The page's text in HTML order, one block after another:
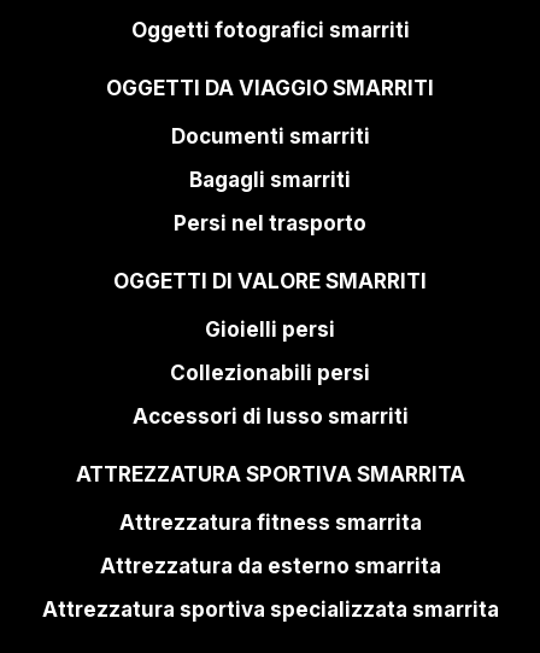
Oggetti fotografici smarriti
OGGETTI DA VIAGGIO SMARRITI
Documenti smarriti
Bagagli smarriti
Persi nel trasporto
OGGETTI DI VALORE SMARRITI
Gioielli persi
Collezionabili persi
Accessori di lusso smarriti
ATTREZZATURA SPORTIVA SMARRITA
Attrezzatura fitness smarrita
Attrezzatura da esterno smarrita
Attrezzatura sportiva specializzata smarrita